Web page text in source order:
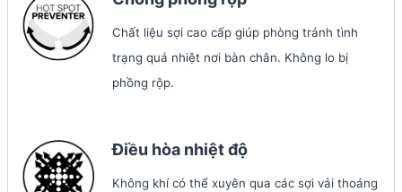
Chất liệu sợi cao cấp giúp phòng tránh tình
trạng quá nhiệt nơi bàn chân. Không lo bị
phồng rộp.
Điều hòa nhiệt độ
Không khí có thể xuyên qua các sợi vải thoáng